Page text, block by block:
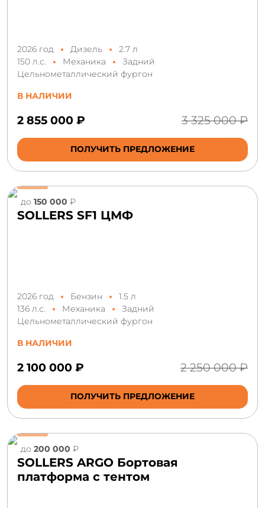
2026 год Дизель
2.7 л
150 л.с.
Механика
Задний
Цельнометаллический фургон
В НАЛИЧИИ
2 855 000 ₽ 3 325 000 ₽
ПОЛУЧИТЬ ПРЕДЛОЖЕНИЕ
до 150 000 ₽
SOLLERS SF1 ЦМФ
2026 год Бензин
1.5 л
136 л.с.
Механика
Задний
Цельнометаллический фургон
В НАЛИЧИИ
2 100 000 ₽ 2 250 000 ₽
ПОЛУЧИТЬ ПРЕДЛОЖЕНИЕ
до 200 000 ₽
SOLLERS ARGO Бортовая
платформа с тентом